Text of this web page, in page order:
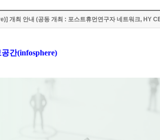
개최 안내 (공동 개최 : 포스트휴먼연구자 네트워크, HY
공간(infosphere)